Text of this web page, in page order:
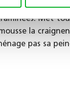
Met
la
pas sa